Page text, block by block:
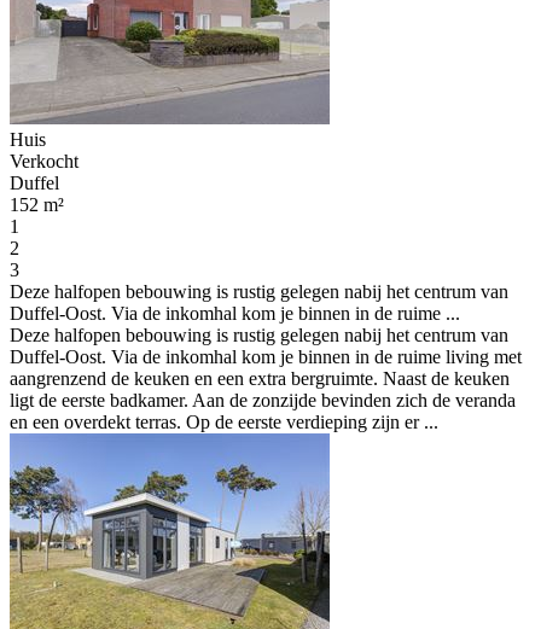
Huis
Verkocht
Duffel
152 m²
1
2
3
Deze halfopen bebouwing is rustig gelegen nabij het centrum van
Duffel-Oost. Via de inkomhal kom je binnen in de ruime ...
Deze halfopen bebouwing is rustig gelegen nabij het centrum van
Duffel-Oost. Via de inkomhal kom je binnen in de ruime living met
aangrenzend de keuken en een extra bergruimte. Naast de keuken
ligt de eerste badkamer. Aan de zonzijde bevinden zich de veranda
en een overdekt terras. Op de eerste verdieping zijn er ...